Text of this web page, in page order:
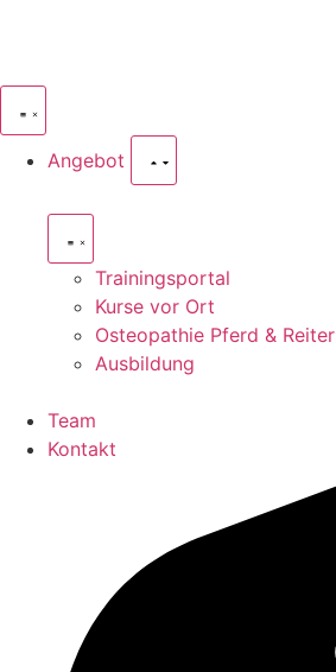
Angebot
Trainingsportal
Kurse vor Ort
Osteopathie Pferd & Reiter
Ausbildung
Team
Kontakt